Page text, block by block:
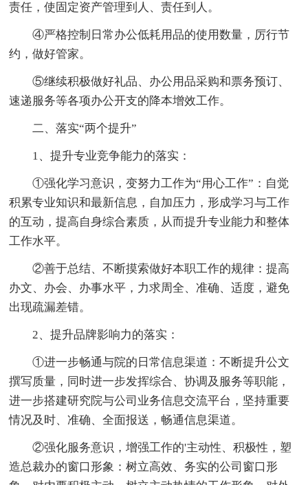
责任，使固定资产管理到人、责任到人。
④严格控制日常办公低耗用品的使用数量，厉行节
约，做好管家。
⑤继续积极做好礼品、办公用品采购和票务预订、
速递服务等各项办公开支的降本增效工作。
二、落实“两个提升”
1、提升专业竞争能力的落实：
①强化学习意识，变努力工作为“用心工作”：自觉
积累专业知识和最新信息，自加压力，形成学习与工作
的互动，提高自身综合素质，从而提升专业能力和整体
工作水平。
②善于总结、不断摸索做好本职工作的规律：提高
办文、办会、办事水平，力求周全、准确、适度，避免
出现疏漏差错。
2、提升品牌影响力的落实：
①进一步畅通与院的日常信息渠道：不断提升公文
撰写质量，同时进一步发挥综合、协调及服务等职能，
进一步搭建研究院与公司业务信息交流平台，坚持重要
情况及时、准确、全面报送，畅通信息渠道。
②强化服务意识，增强工作的'主动性、积极性，塑
造总裁办的窗口形象：树立高效、务实的公司窗口形